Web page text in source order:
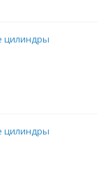
цилиндры
цилиндры